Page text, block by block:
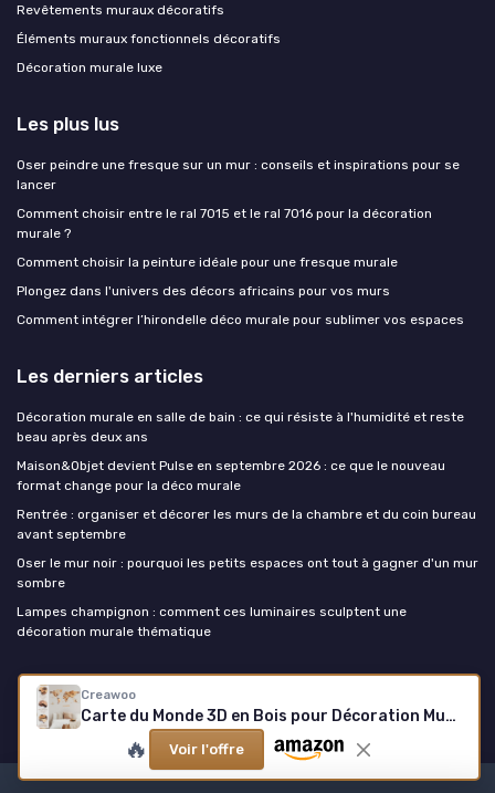
Creawoo
Carte du Monde 3D en Bois pour Décoration Murale, Carte Murale Décorative en Bois Massif Naturel Multicouche pour la Maison & Bureau, Carte du Monde de Voyage en Bois Multicolore 200x114 CM
🔥 Voir l'offre
Revêtements muraux décoratifs
Éléments muraux fonctionnels décoratifs
Décoration murale luxe
Les plus lus
Oser peindre une fresque sur un mur : conseils et inspirations pour se
lancer
Comment choisir entre le ral 7015 et le ral 7016 pour la décoration
murale ?
Comment choisir la peinture idéale pour une fresque murale
Plongez dans l'univers des décors africains pour vos murs
Comment intégrer l’hirondelle déco murale pour sublimer vos espaces
Les derniers articles
Décoration murale en salle de bain : ce qui résiste à l'humidité et reste
beau après deux ans
Maison&Objet devient Pulse en septembre 2026 : ce que le nouveau
format change pour la déco murale
Rentrée : organiser et décorer les murs de la chambre et du coin bureau
avant septembre
Oser le mur noir : pourquoi les petits espaces ont tout à gagner d'un mur
sombre
Lampes champignon : comment ces luminaires sculptent une
décoration murale thématique
La decoration murale